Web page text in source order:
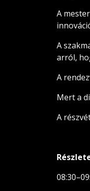
A
A
arról,
A
Mert a
A